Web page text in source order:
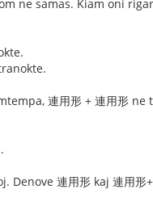
ne samas. Kiam oni
連用形 + 連用形 ne
連用形 kaj 連用